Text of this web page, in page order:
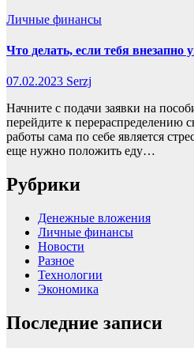
Личные финансы
Что делать, если тебя внезапно
07.02.2023 Serzj
Начните с подачи заявки на
перейдите к перераспределению
работы сама по себе является
еще нужно положить еду…
Рубрики
Денежные вложения
Личные финансы
Новости
Разное
Технологии
Экономика
Последние записи